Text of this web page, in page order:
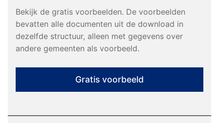
Bekijk de gratis voorbeelden. De voorbeelden
bevatten alle documenten uit de download in
dezelfde structuur, alleen met gegevens over
andere gemeenten als voorbeeld.
Gratis voorbeeld